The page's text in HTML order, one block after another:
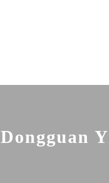
Dongguan